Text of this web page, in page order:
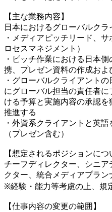
【主な業務内容】
日本におけるグローバルクラ
・メディアピッチリード、
ロセスマネジメント）
・ピッチ作業における日本
携、プレゼン資料の作成およ
・グローバルクライアント
にグローバル担当の責任者
ける予算と実施内容の承認
推進する
・外資系クライアントと英
（プレゼン含む）
【想定されるポジションにつ
チーフディレクター、シニ
クター、統合メディアプラン
※経験・能力等考慮の上、規
【仕事内容の変更の範囲】